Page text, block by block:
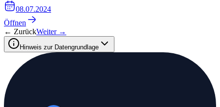
08.07.2024
Öffnen
← ZurückWeiter →
Hinweis zur Datengrundlage